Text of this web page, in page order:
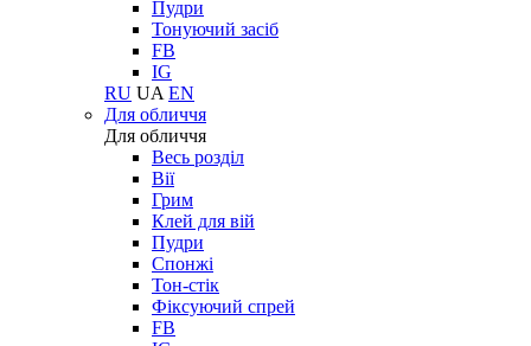
Пудри
Тонуючий засіб
FB
IG
RU UA EN
Для обличчя
Для обличчя
Весь розділ
Вії
Грим
Клей для вій
Пудри
Спонжі
Тон-стік
Фіксуючий спрей
FB